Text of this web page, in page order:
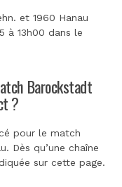
et 1960 Hanau
à 13h00 dans le
Barockstadt
?
pour le match
Dès qu’une chaîne
sur cette page.